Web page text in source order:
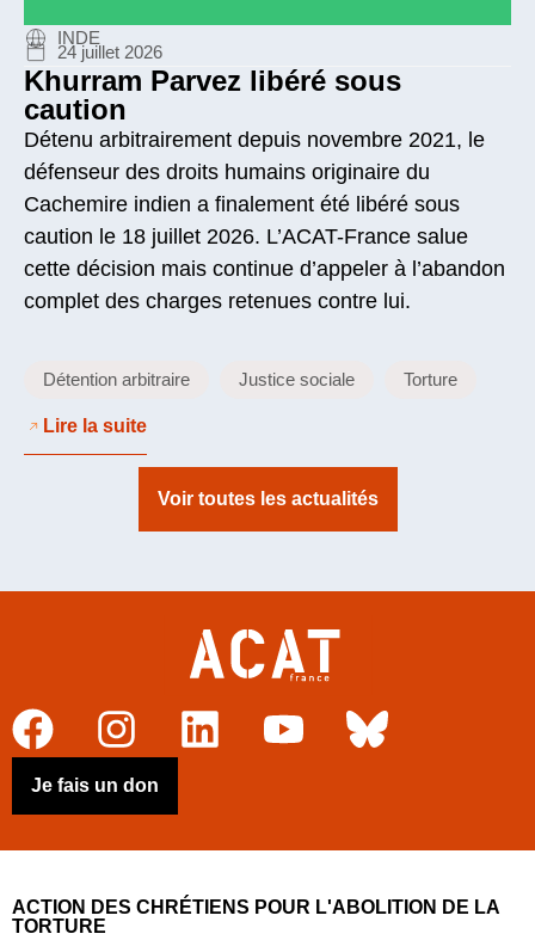
INDE
24 juillet 2026
Khurram Parvez libéré sous
caution
Détenu arbitrairement depuis novembre 2021, le
défenseur des droits humains originaire du
Cachemire indien a finalement été libéré sous
caution le 18 juillet 2026. L’ACAT-France salue
cette décision mais continue d’appeler à l’abandon
complet des charges retenues contre lui.
Détention arbitraire Justice sociale Torture
Lire la suite
Voir toutes les actualités
Je fais un don
ACTION DES CHRÉTIENS POUR L'ABOLITION DE LA
TORTURE